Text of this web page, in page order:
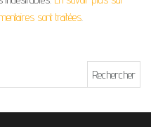
sont traitées.